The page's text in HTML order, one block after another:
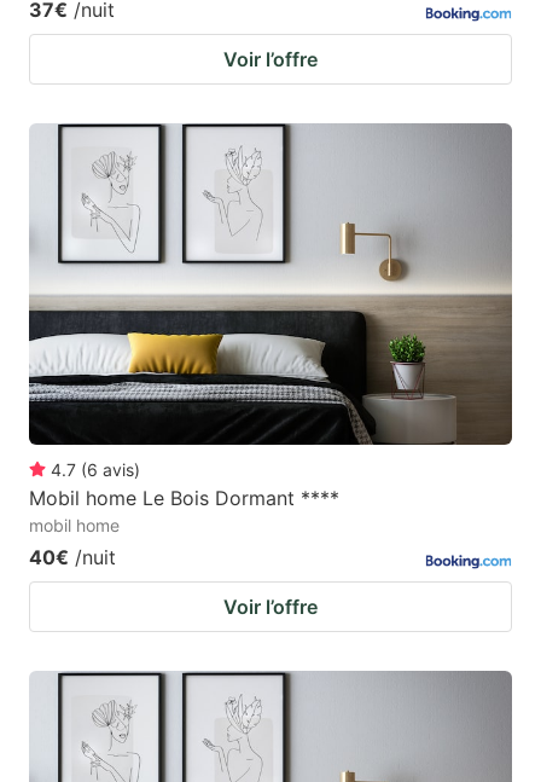
37€ /nuit
Voir l’offre
4.7 (6 avis)
Mobil home Le Bois Dormant ****
mobil home
40€ /nuit
Voir l’offre